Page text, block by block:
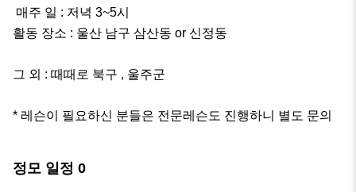
매주 일 : 저녁 3~5시
활동 장소 : 울산 남구 삼산동 or 신정동
그 외 : 때때로 북구 , 울주군
* 레슨이 필요하신 분들은 전문레슨도 진행하니 별도 문의
정모 일정 0